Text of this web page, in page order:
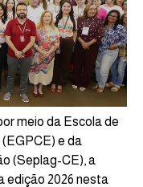
meio da Escola de
e da
(Seplag-CE), a
edição 2026 nesta